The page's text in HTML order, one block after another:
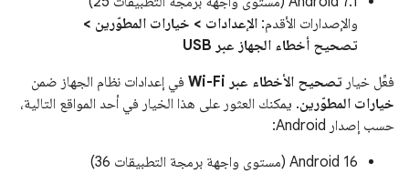
والإصدارات الأقدم: الإعدادات > خيارات المطوّرين >
تصحيح أخطاء الجهاز عبر USB
فعِّل خيار تصحيح الأخطاء عبر Wi-Fi
في إعدادات نظام الجهاز ضمن
خيارات المطوّرين. يمكنك العثور على هذا الخيار في أحد المواقع التالية،
حسب إصدار Android:
Android 16 (مستوى واجهة برمجة التطبيقات 36)